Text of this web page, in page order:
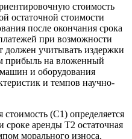
стоимость
остаточной стоимости
после окончания срока
при возможности
должен учитывать издержки
прибыль на вложенный
и оборудования
и темпов научно-
(С1) определяется
сроке аренды Т2 остаточная
морального износа.